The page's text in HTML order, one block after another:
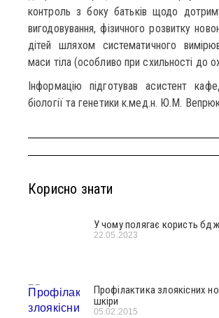
контроль з боку батьків щодо
вигодовування, фізичного розвитку
дітей шляхом систематичного
маси тіла (особливо при схильності до
Інформацію підготував асистент
біології та генетики к.мед.н. Ю.М.
Корисно знати
У чому полягає користь
22.05.2023
Профілактика злоякісних
шкіри
05.02.2015